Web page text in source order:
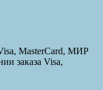
MasterCard, МИР
заказа Visa,